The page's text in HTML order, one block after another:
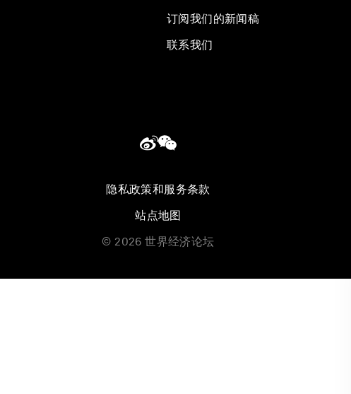
订阅我们的新闻稿
联系我们
隐私政策和服务条款
站点地图
© 2026 世界经济论坛